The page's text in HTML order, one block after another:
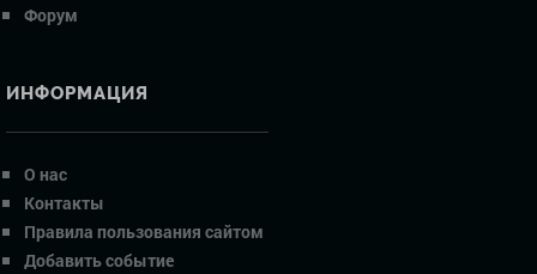
Форум
ИНФОРМАЦИЯ
О нас
Контакты
Правила пользования сайтом
Добавить событие